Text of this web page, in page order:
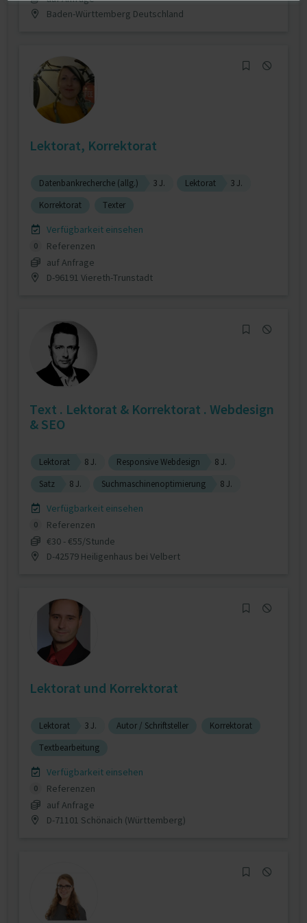
Baden-Württemberg Deutschland
Lektorat, Korrektorat
Datenbankrecherche (allg.) 3 J. Lektorat
3 J.
Korrektorat
Texter
Verfügbarkeit einsehen
0
Referenzen
auf Anfrage
D-96191 Viereth-Trunstadt
Text . Lektorat & Korrektorat . Webdesign
& SEO
Lektorat 8 J. Responsive Webdesign
8 J.
Satz
8 J. Suchmaschinenoptimierung 8 J.
Verfügbarkeit einsehen
0
Referenzen
€30 - €55/Stunde
D-42579 Heiligenhaus bei Velbert
Lektorat und Korrektorat
Lektorat 3 J. Autor / Schriftsteller
Korrektorat
Textbearbeitung
Verfügbarkeit einsehen
0
Referenzen
auf Anfrage
D-71101 Schönaich (Württemberg)